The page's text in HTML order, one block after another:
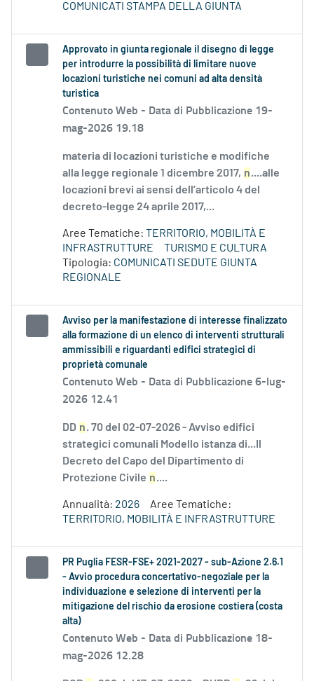
COMUNICATI STAMPA DELLA GIUNTA
Approvato in giunta regionale il disegno di legge
per introdurre la possibilità di limitare nuove
locazioni turistiche nei comuni ad alta densità
turistica
Contenuto Web - Data di Pubblicazione 19-
mag-2026 19.18
materia di locazioni turistiche e modifiche
alla legge regionale 1 dicembre 2017, n....alle
locazioni brevi ai sensi dell’articolo 4 del
decreto-legge 24 aprile 2017,...
Aree Tematiche: TERRITORIO, MOBILITÀ E
INFRASTRUTTURE
TURISMO E CULTURA
Tipologia: COMUNICATI SEDUTE GIUNTA
REGIONALE
Avviso per la manifestazione di interesse finalizzato
alla formazione di un elenco di interventi strutturali
ammissibili e riguardanti edifici strategici di
proprietà comunale
Contenuto Web - Data di Pubblicazione 6-lug-
2026 12.41
DD n. 70 del 02-07-2026 - Avviso edifici
strategici comunali Modello istanza di...Il
Decreto del Capo del Dipartimento di
Protezione Civile n....
Annualità: 2026
Aree Tematiche:
TERRITORIO, MOBILITÀ E INFRASTRUTTURE
PR Puglia FESR-FSE+ 2021-2027 - sub-Azione 2.6.1
- Avvio procedura concertativo-negoziale per la
individuazione e selezione di interventi per la
mitigazione del rischio da erosione costiera (costa
alta)
Contenuto Web - Data di Pubblicazione 18-
mag-2026 12.28